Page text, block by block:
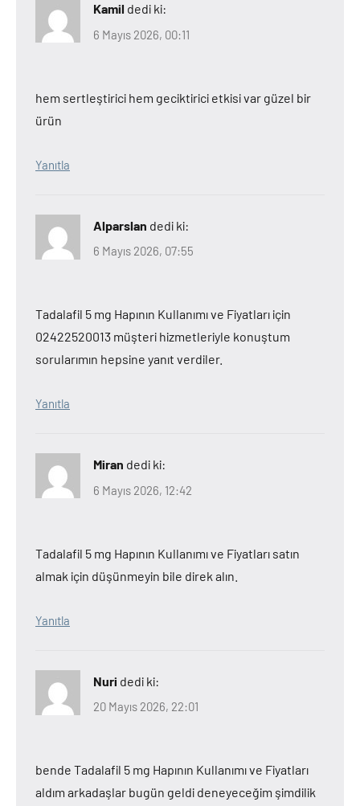
Kamil dedi ki:
6 Mayıs 2026, 00:11
hem sertleştirici hem geciktirici etkisi var güzel bir
ürün
Yanıtla
Alparslan dedi ki:
6 Mayıs 2026, 07:55
Tadalafil 5 mg Hapının Kullanımı ve Fiyatları için
02422520013 müşteri hizmetleriyle konuştum
sorularımın hepsine yanıt verdiler.
Yanıtla
Miran dedi ki:
6 Mayıs 2026, 12:42
Tadalafil 5 mg Hapının Kullanımı ve Fiyatları satın
almak için düşünmeyin bile direk alın.
Yanıtla
Nuri dedi ki:
20 Mayıs 2026, 22:01
bende Tadalafil 5 mg Hapının Kullanımı ve Fiyatları
aldım arkadaşlar bugün geldi deneyeceğim şimdilik